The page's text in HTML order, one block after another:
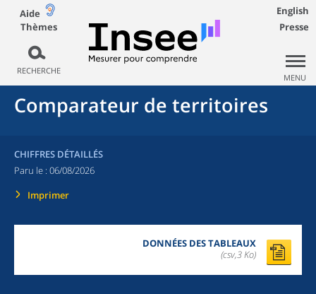
Aide
Thèmes
RECHERCHE
English
Presse
MENU
Comparateur de territoires
CHIFFRES DÉTAILLÉS
Paru le : 06/08/2026
Imprimer
DONNÉES DES TABLEAUX
(csv,3 Ko)